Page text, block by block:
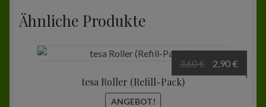
Ähnliche Produkte
tesa Roller (Refill-Pack)
ANGEBOT!
3,60€
Preis
2,90€
Preis